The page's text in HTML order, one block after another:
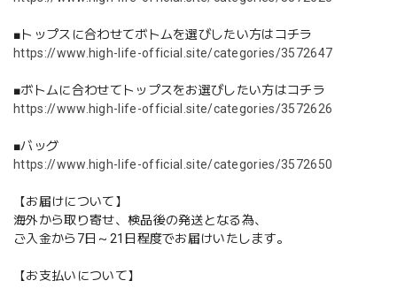
■トップスに合わせてボトムを選びしたい方はコチラ
https://www.high-life-official.site/categories/3572647
■ボトムに合わせてトップスをお選びしたい方はコチラ
https://www.high-life-official.site/categories/3572626
■バッグ
https://www.high-life-official.site/categories/3572650
【お届けについて】
海外から取り寄せ、検品後の発送となる為、
ご入金から7日～21日程度でお届けいたします。
【お支払いについて】